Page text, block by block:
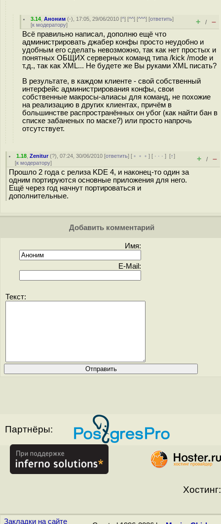
3.14 ,Аноним (-), 17:05, 29/06/2010 [^] [^^] [^^^] [ответить]
[к модератору] + / –
Всё правильно написал, дополню ещё что
администрировать джабер конфы просто неудобно и
удобным его сделать невозможно, так как нет простых и
понятных ОБЩИХ серверных команд типа /kick /mode и
т.д., так как XML... Не будете же Вы руками XML писать?
В результате, в каждом клиенте - свой собственный
интерфейс администрирования конфы, свои
собственные макросы-алиасы для команд, не похожие
на реализацию в других клиентах, причём в
большинстве распространённых он убог (как найти бан в
списке забаненых по маске?) или просто напрочь
отсутствует.
1.18 ,Zenitur(?), 07:24, 30/06/2010 [ответить] [ ﹢﹢﹢] [ · · ·][↑]
[к модератору] + / –
Прошло 2 года с релиза KDE 4, и наконец-то один за
одним портируются основные приложения для него.
Ещё через год начнут портироваться и
дополнительные.
Добавить комментарий
Имя:
E-Mail:
Текст:
Партнёры:
Хостинг:
Закладки на сайте